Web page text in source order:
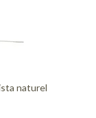
naturel